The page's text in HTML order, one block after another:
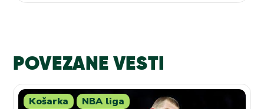
POVEZANE VESTI
Košarka NBA liga